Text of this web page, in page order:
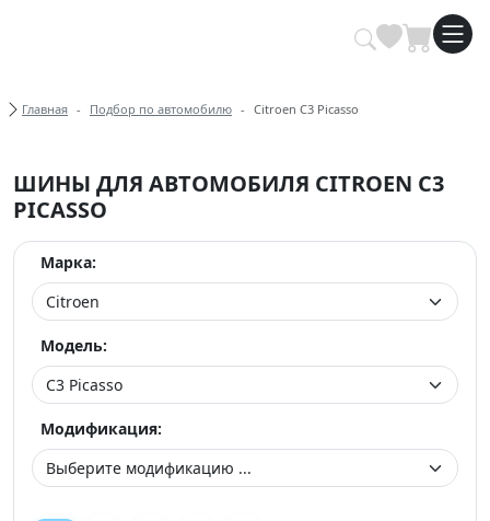
Купить автомобильные шины
Хлебные крошки
Главная Подбор по автомобилю Citroen C3 Picasso
ШИНЫ ДЛЯ АВТОМОБИЛЯ CITROEN C3
PICASSO
Марка:
Модель:
Модификация: